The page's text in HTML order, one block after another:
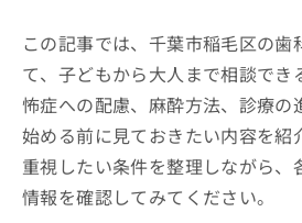
この記事では、千葉市稲毛区の歯
て、子どもから大人まで相談でき
怖症への配慮、麻酔方法、診療の
始める前に見ておきたい内容を紹
重視したい条件を整理しながら、
情報を確認してみてください。
わ
せ
は
こ
ち
ら
こち
お
問
い
合
わ
せ
は
こ
ち
方
は
こ
ち
ら
広